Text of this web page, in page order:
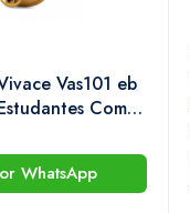
Vas101 eb
Com
WhatsApp